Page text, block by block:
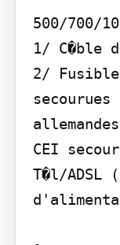
500/700/
1/ C�ble
2/
CEI
T�l/ADSL